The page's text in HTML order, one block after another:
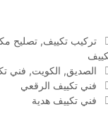
التصنيفات
تركيب تكييف, تصليح
الوسوم
الصديق, الكويت, فني
فني تكييف الرقعي
فني تكييف هدية